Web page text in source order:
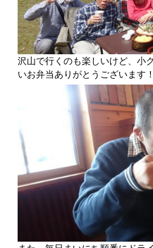
沢山で行くのも楽しいけど、小
いお弁当ありがとうございます